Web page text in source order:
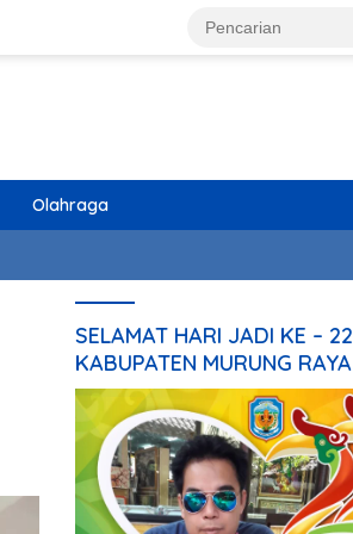
Olahraga
SELAMAT HARI JADI KE – 22
KABUPATEN MURUNG RAYA